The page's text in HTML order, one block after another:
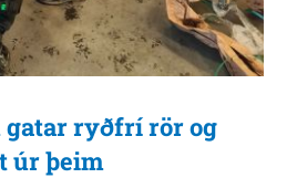
ryðfrí rör og
úr þeim